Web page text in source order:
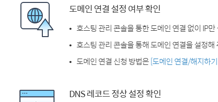
도메인 연결 설정 여부 확인
호스팅 관리 콘솔을 통한 도메인 연결 없이 IP
호스팅 관리 콘솔을 통해 도메인 연결을 설정해
도메인 연결 신청 방법은[도메인 연결/해지하
DNS 레코드 정상 설정 확인